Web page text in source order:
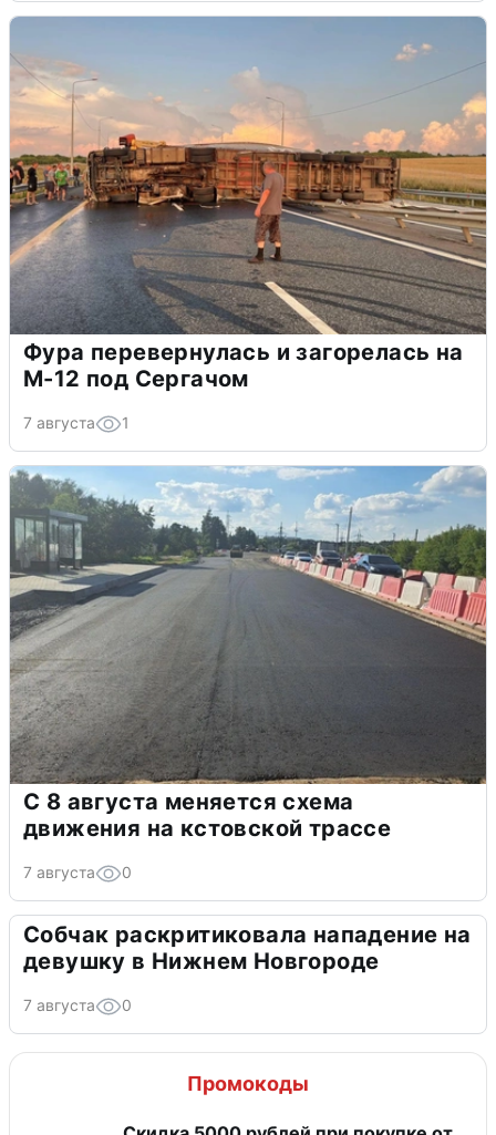
Фура перевернулась и загорелась на
М-12 под Сергачом
7 августа 1
С 8 августа меняется схема
движения на кстовской трассе
7 августа 0
Собчак раскритиковала нападение на
девушку в Нижнем Новгороде
7 августа 0
Промокоды